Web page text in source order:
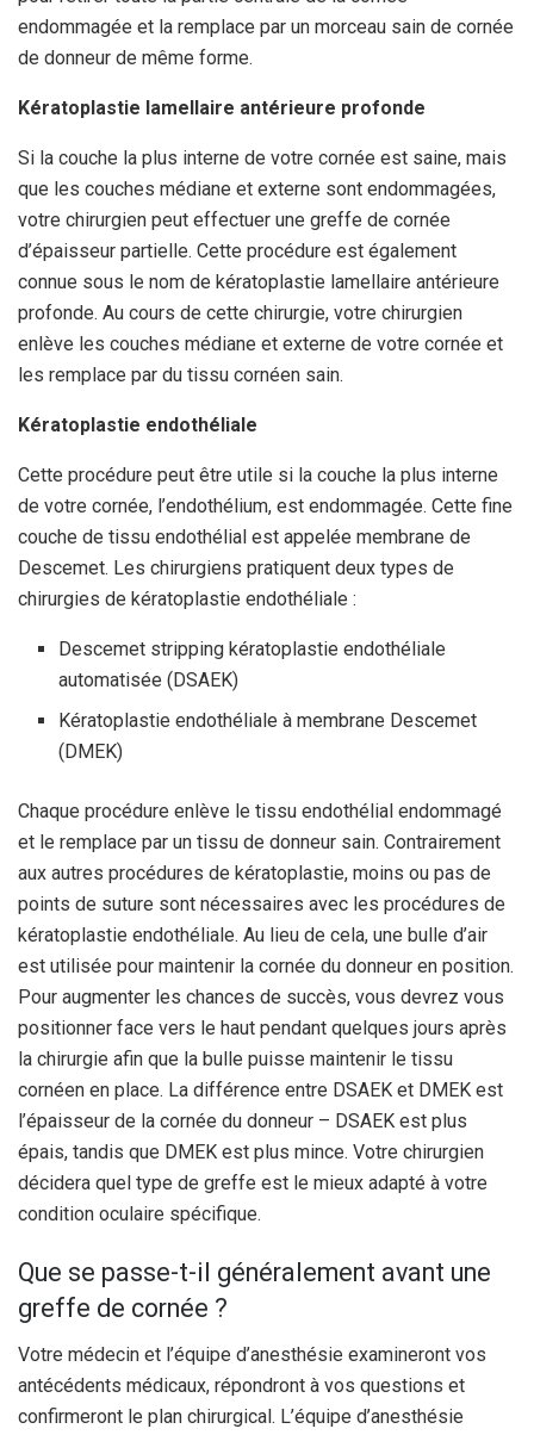
endommagée et la remplace par un morceau sain de cornée
de donneur de même forme.
Kératoplastie lamellaire antérieure profonde
Si la couche la plus interne de votre cornée est saine, mais
que les couches médiane et externe sont endommagées,
votre chirurgien peut effectuer une greffe de cornée
d’épaisseur partielle. Cette procédure est également
connue sous le nom de kératoplastie lamellaire antérieure
profonde. Au cours de cette chirurgie, votre chirurgien
enlève les couches médiane et externe de votre cornée et
les remplace par du tissu cornéen sain.
Kératoplastie endothéliale
Cette procédure peut être utile si la couche la plus interne
de votre cornée, l’endothélium, est endommagée. Cette fine
couche de tissu endothélial est appelée membrane de
Descemet. Les chirurgiens pratiquent deux types de
chirurgies de kératoplastie endothéliale :
Descemet stripping kératoplastie endothéliale
automatisée (DSAEK)
Kératoplastie endothéliale à membrane Descemet
(DMEK)
Chaque procédure enlève le tissu endothélial endommagé
et le remplace par un tissu de donneur sain. Contrairement
aux autres procédures de kératoplastie, moins ou pas de
points de suture sont nécessaires avec les procédures de
kératoplastie endothéliale. Au lieu de cela, une bulle d’air
est utilisée pour maintenir la cornée du donneur en position.
Pour augmenter les chances de succès, vous devrez vous
positionner face vers le haut pendant quelques jours après
la chirurgie afin que la bulle puisse maintenir le tissu
cornéen en place. La différence entre DSAEK et DMEK est
l’épaisseur de la cornée du donneur – DSAEK est plus
épais, tandis que DMEK est plus mince. Votre chirurgien
décidera quel type de greffe est le mieux adapté à votre
condition oculaire spécifique.
Que se passe-t-il généralement avant une
greffe de cornée ?
Votre médecin et l’équipe d’anesthésie examineront vos
antécédents médicaux, répondront à vos questions et
confirmeront le plan chirurgical. L’équipe d’anesthésie